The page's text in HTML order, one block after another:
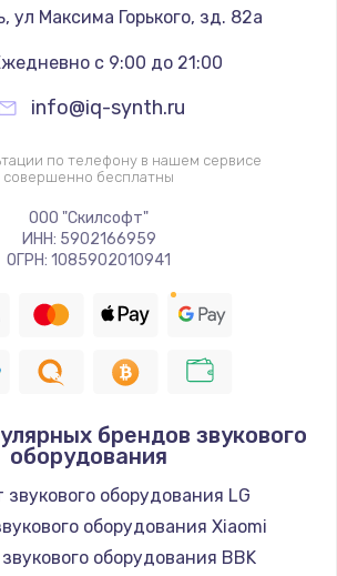
, ул Максима Горького, зд. 82а
с 9:00 до 21:00
info@iq-synth.ru
по телефону в нашем сервисе
совершенно бесплатны
ООО "Скилсофт"
ИНН: 5902166959
ОГРН: 1085902010941
брендов звукового
оборудования
звукового оборудования LG
оборудования Xiaomi
оборудования BBK